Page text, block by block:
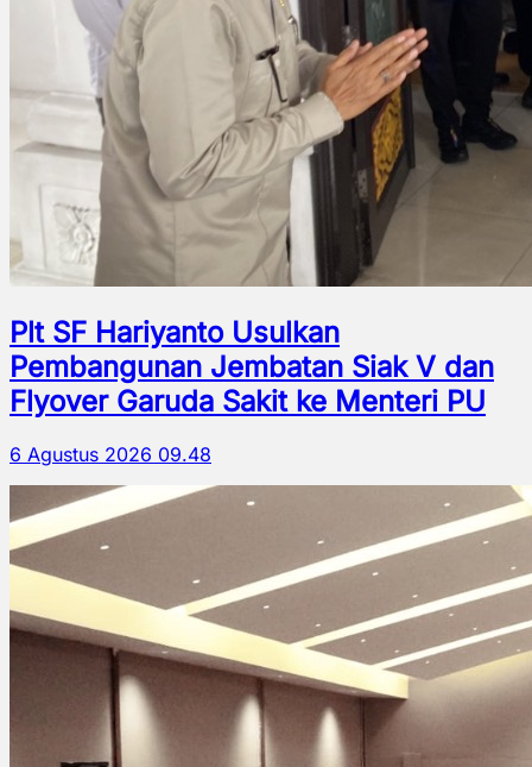
Plt SF Hariyanto Usulkan
Pembangunan Jembatan Siak V dan
Flyover Garuda Sakit ke Menteri PU
6 Agustus 2026 09.48